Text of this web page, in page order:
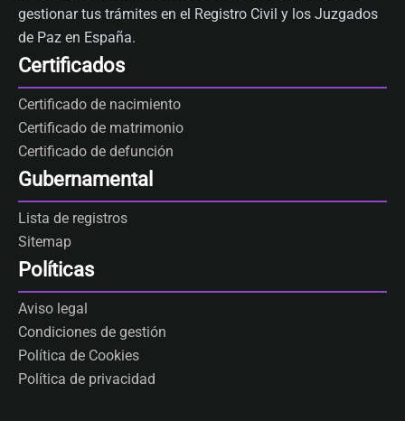
gestionar tus trámites en el Registro Civil y los Juzgados
de Paz en España.
Certificados
Certificado de nacimiento
Certificado de matrimonio
Certificado de defunción
Gubernamental
Lista de registros
Sitemap
Políticas
Aviso legal
Condiciones de gestión
Política de Cookies
Política de privacidad